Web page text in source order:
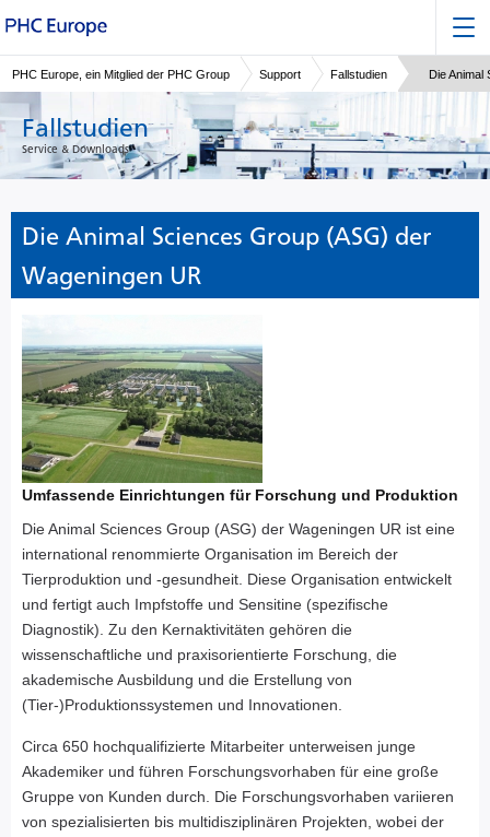
PHC Europe, ein Mitglied der PHC Group Support Fallstudien Die Animal
Fallstudien
Service & Downloads
Die Animal Sciences Group (ASG) der
Wageningen UR
Umfassende Einrichtungen für Forschung und Produktion
Die Animal Sciences Group (ASG) der Wageningen UR ist eine
international renommierte Organisation im Bereich der
Tierproduktion und -gesundheit. Diese Organisation entwickelt
und fertigt auch Impfstoffe und Sensitine (spezifische
Diagnostik). Zu den Kernaktivitäten gehören die
wissenschaftliche und praxisorientierte Forschung, die
akademische Ausbildung und die Erstellung von
(Tier-)Produktionssystemen und Innovationen.
Circa 650 hochqualifizierte Mitarbeiter unterweisen junge
Akademiker und führen Forschungsvorhaben für eine große
Gruppe von Kunden durch. Die Forschungsvorhaben variieren
von spezialisierten bis multidisziplinären Projekten, wobei der